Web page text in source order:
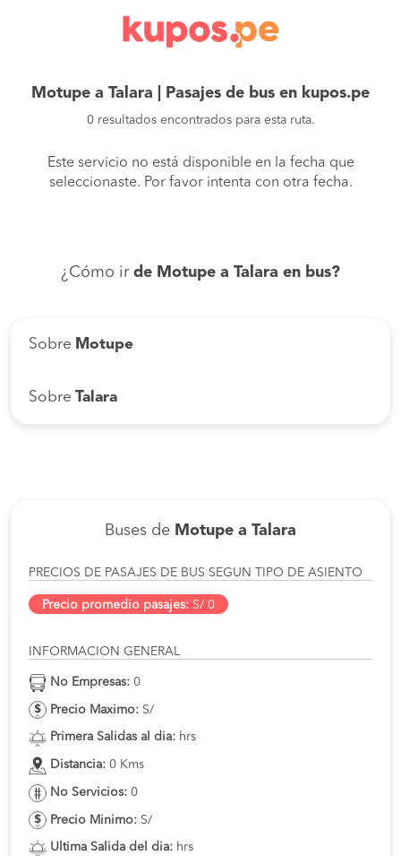
Motupe a Talara | Pasajes de bus en kupos.pe
0 resultados encontrados para esta ruta.
Este servicio no está disponible en la fecha que
seleccionaste. Por favor intenta con otra fecha.
¿Cómo ir de Motupe a Talara en bus?
Sobre Motupe
Sobre Talara
Buses de Motupe a Talara
PRECIOS DE PASAJES DE BUS SEGUN TIPO DE ASIENTO
Precio promedio pasajes: S/ 0
INFORMACION GENERAL
No Empresas: 0
Precio Maximo: S/
Primera Salidas al dia: hrs
Distancia: 0 Kms
No Servicios: 0
Precio Minimo: S/
Ultima Salida del dia: hrs